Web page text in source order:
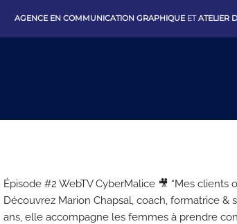
AGENCE EN COMMUNICATION GRAPHIQUEETATELIER
Épisode #2 WebTV CyberMalice 🎥 “Mes clients
Découvrez Marion Chapsal, coach, formatrice &
ans, elle accompagne les femmes à prendre